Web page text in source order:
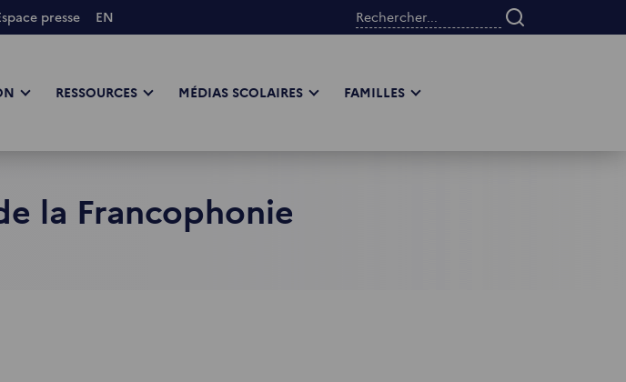
presse EN Rechercher...
RESSOURCES MÉDIAS SCOLAIRES FAMILLES
la Francophonie